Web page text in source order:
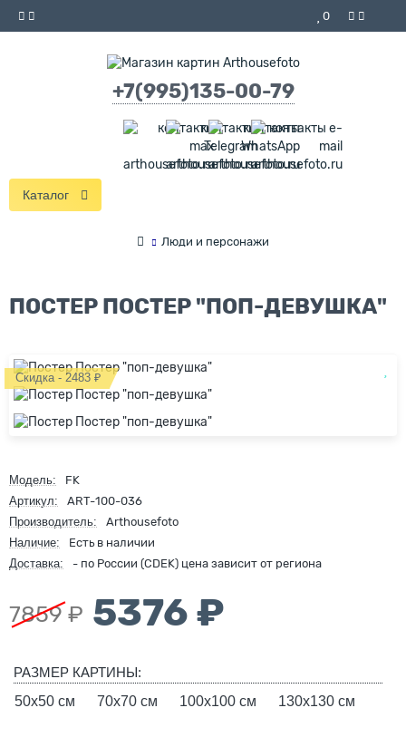
0
+7(995)135-00-79
Каталог
Люди и персонажи
ПОСТЕР ПОСТЕР "ПОП-ДЕВУШКА"
Скидка - 2483 ₽
Модель:
FK
Артикул:
ART-100-036
Производитель:
Arthousefoto
Наличие:
Есть в наличии
Доставка:
- по России (CDEK) цена зависит от региона
7859 ₽ 5376 ₽
РАЗМЕР КАРТИНЫ:
50х50 см
70х70 см 100х100 см 130х130 см